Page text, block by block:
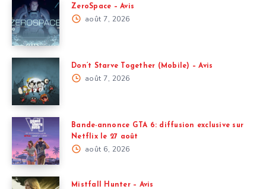
ZeroSpace – Avis
août 7, 2026
Don’t Starve Together (Mobile) – Avis
août 7, 2026
Bande-annonce GTA 6: diffusion exclusive sur
Netflix le 27 août
août 6, 2026
Mistfall Hunter – Avis